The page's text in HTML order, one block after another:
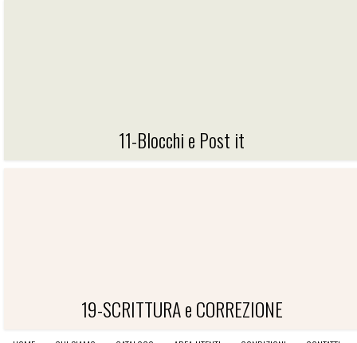
11-Blocchi e Post it
19-SCRITTURA e CORREZIONE